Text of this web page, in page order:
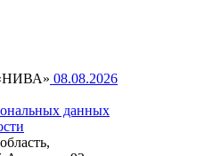
08.08.2026
данных